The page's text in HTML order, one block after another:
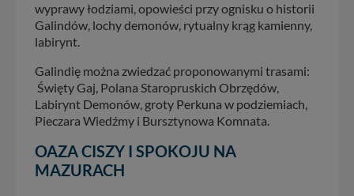
wyprawy łodziami, opowieści przy ognisku o historii
Galindów, lochy demonów, rytualny krąg kamienny,
labirynt.
Galindię można zwiedzać proponowanymi trasami:
Święty Gaj, Polana Staropruskich Obrzędów,
Labirynt Demonów, groty Perkuna w podziemiach,
Pieczara Wiedźmy i Bursztynowa Komnata.
OAZA CISZY I SPOKOJU NA
MAZURACH